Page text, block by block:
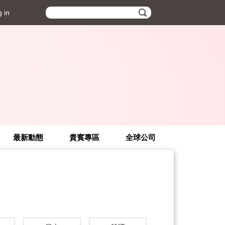
in
最新動態 貴賓專區 全球公司